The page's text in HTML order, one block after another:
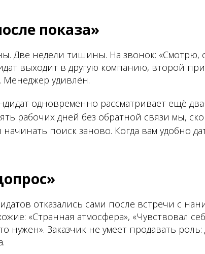
показа»
Две недели тишины. На звонок: «Смотрю,
выходит в другую компанию, второй
Менеджер удивлён.
одновременно рассматривает ещё
рабочих дней без обратной связи мы,
поиск заново. Когда вам удобно
отказались сами после встречи с
«Странная атмосфера», «Чувствовал
нужен». Заказчик не умеет продавать роль: